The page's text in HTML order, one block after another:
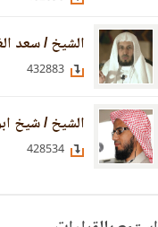
الشيخ / سعد
الشيخ / شيخ